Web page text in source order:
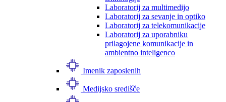
Laboratorij za multimedijo
Laboratorij za sevanje in optiko
Laboratorij za telekomunikacije
Laboratorij za uporabniku
prilagojene komunikacije in
ambientno inteligenco
Imenik zaposlenih
Medijsko središče